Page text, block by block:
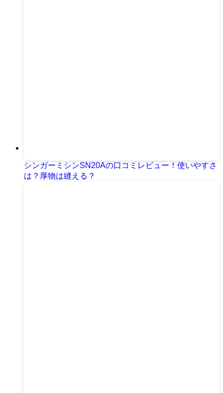
シンガーミシンSN20Aの口コミレビュー！使いやすさ
は？厚物は縫える？